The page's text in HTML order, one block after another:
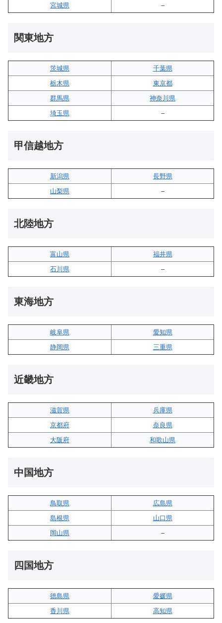
宮城県
–
関東地方
茨城県
千葉県
栃木県
東京都
群馬県
神奈川県
埼玉県
–
甲信越地方
新潟県
長野県
山梨県
–
北陸地方
富山県
福井県
石川県
–
東海地方
岐阜県
愛知県
静岡県
三重県
近畿地方
滋賀県
兵庫県
京都府
奈良県
大阪府
和歌山県
中国地方
鳥取県
広島県
島根県
山口県
岡山県
–
四国地方
徳島県
愛媛県
香川県
高知県